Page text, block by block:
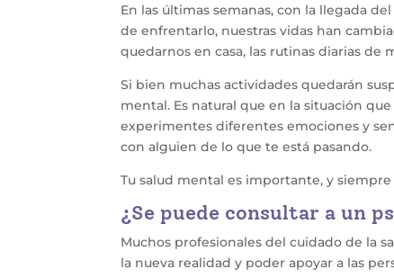
En las últimas semanas, con la llegada
de enfrentarlo, nuestras vidas han
quedarnos en casa, las rutinas diarias de
Si bien muchas actividades quedarán
mental. Es natural que en la situación
experimentes diferentes emociones y
con alguien de lo que te está pasando.
Tu salud mental es importante, y
¿Se puede consultar a un
Muchos profesionales del cuidado de la
la nueva realidad y poder apoyar a las